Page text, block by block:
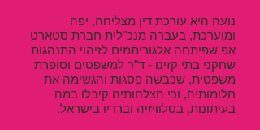
נועה היא עורכת דין מצליחה, יפה
ומוערכת, בעברה מנכ"לית חברת סטארט
אפ שפיתחה אלגוריתמים לזיהוי התנהגות
שחקני בתי קזינו - ד"ר למשפטים וסופרת
משפטית, שכבשה פסגות והגשימה את
חלומותיה, וכי הצלחותיה קיבלו במה
בעיתונות, בטלוויזיה וברדיו בישראל.